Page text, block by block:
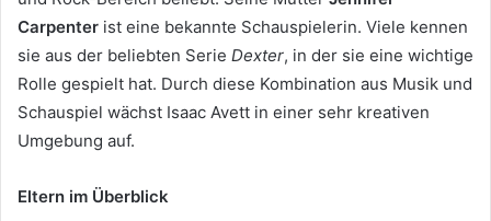
Carpenter ist eine bekannte Schauspielerin. Viele kennen
sie aus der beliebten Serie Dexter, in der sie eine wichtige
Rolle gespielt hat. Durch diese Kombination aus Musik und
Schauspiel wächst Isaac Avett in einer sehr kreativen
Umgebung auf.
Eltern im Überblick